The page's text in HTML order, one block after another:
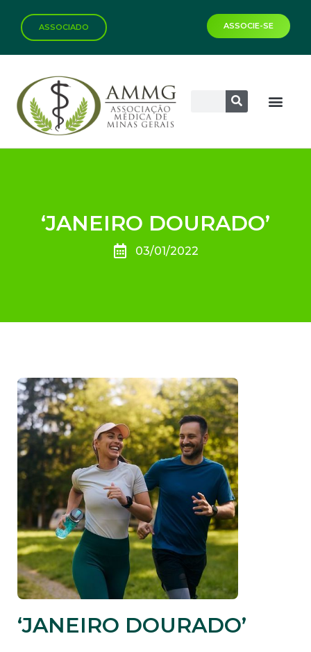
ASSOCIADO ASSOCIE-SE
‘JANEIRO DOURADO’
03/01/2022
‘JANEIRO DOURADO’